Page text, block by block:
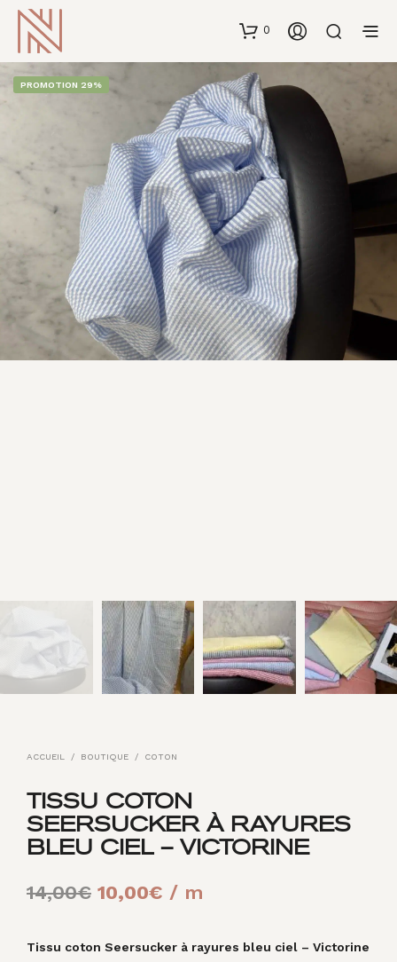
0
PROMOTION 29%
ACCUEIL / BOUTIQUE / COTON
TISSU COTON
SEERSUCKER À RAYURES
BLEU CIEL – VICTORINE
14,00€ Le
initial
10,00€ Le
actuel
/ m
Tissu coton Seersucker à rayures bleu ciel – Victorine